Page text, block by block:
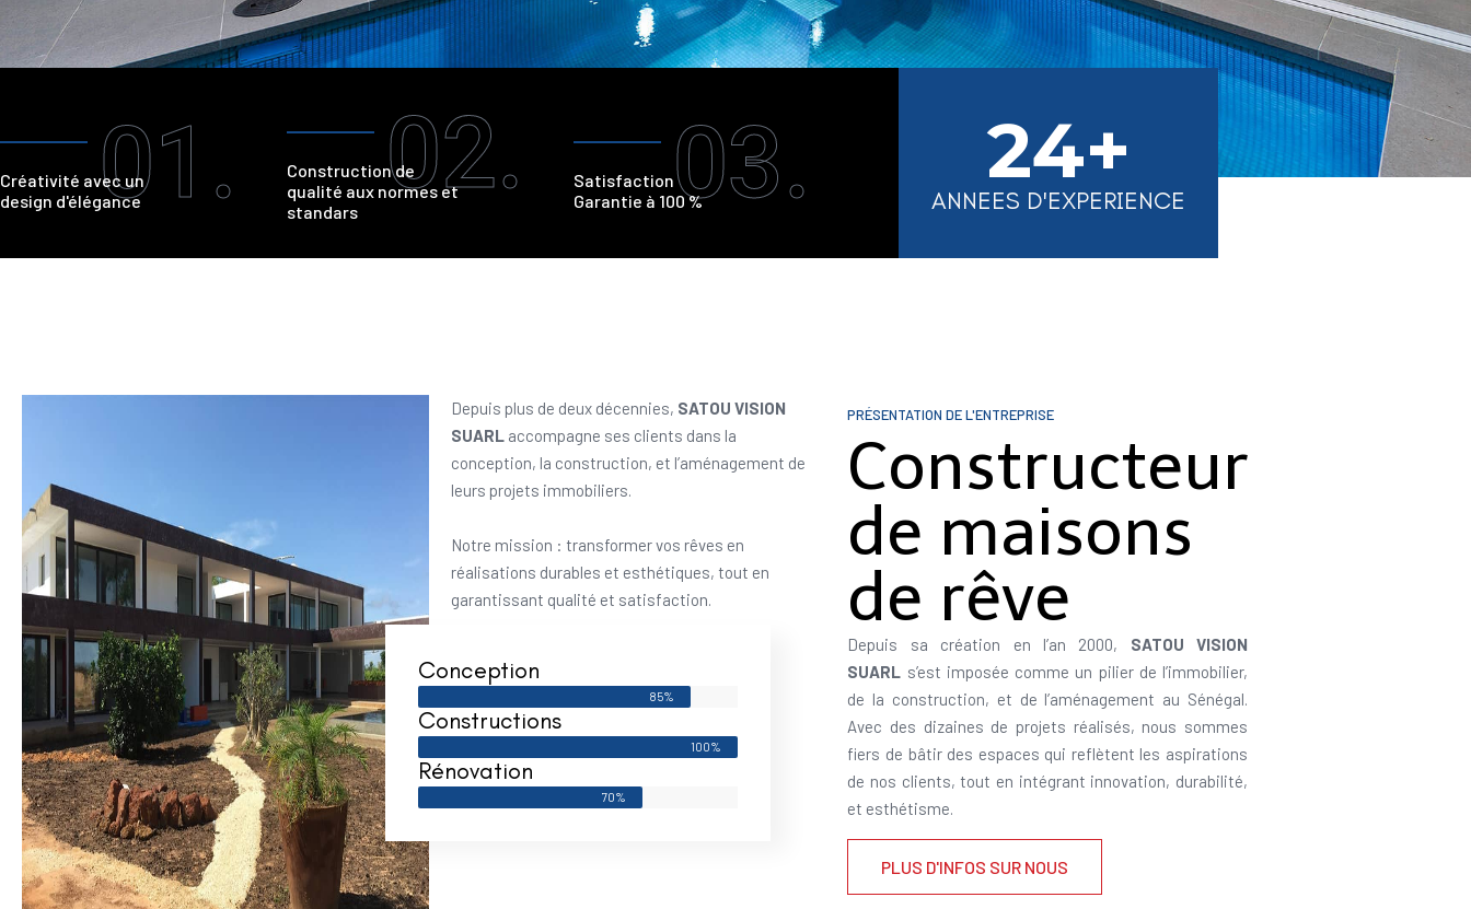
01.
Créativité avec un
design d'élégance
02.
Construction de
qualité aux normes et
standars
03.
Satisfaction
Garantie à 100 %
24+
ANNEES D'EXPERIENCE
Depuis plus de deux décennies, SATOU VISION
SUARL accompagne ses clients dans la
conception, la construction, et l’aménagement de
leurs projets immobiliers.
Notre mission : transformer vos rêves en
réalisations durables et esthétiques, tout en
garantissant qualité et satisfaction.
Conception
85%
Constructions
100%
Rénovation
70%
PRÉSENTATION DE L'ENTREPRISE
Constructeur
de maisons
de rêve
Depuis sa création en l’an 2000, SATOU VISION
SUARL s’est imposée comme un pilier de l’immobilier,
de la construction, et de l’aménagement au Sénégal.
Avec des dizaines de projets réalisés, nous sommes
fiers de bâtir des espaces qui reflètent les aspirations
de nos clients, tout en intégrant innovation, durabilité,
et esthétisme.
PLUS D'INFOS SUR NOUS